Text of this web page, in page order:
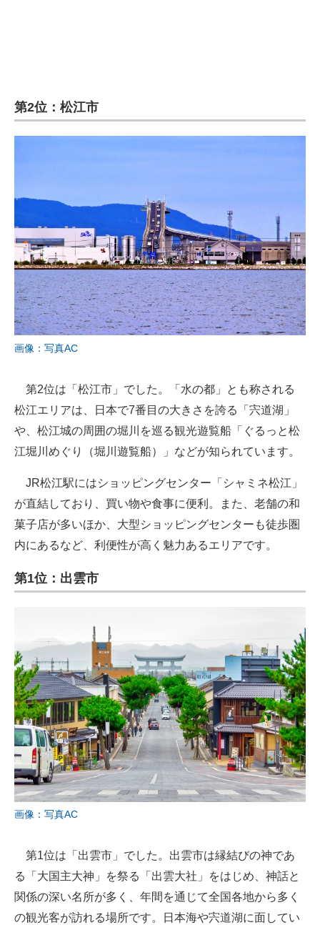
第2位：松江市
画像：写真AC
第2位は「松江市」でした。「水の都」とも称される
松江エリアは、日本で7番目の大きさを誇る「宍道湖」
や、松江城の周囲の堀川を巡る観光遊覧船「ぐるっと松
江堀川めぐり（堀川遊覧船）」などが知られています。
JR松江駅にはショッピングセンター「シャミネ松江」
が直結しており、買い物や食事に便利。また、老舗の和
菓子店が多いほか、大型ショッピングセンターも徒歩圏
内にあるなど、利便性が高く魅力あるエリアです。
第1位：出雲市
画像：写真AC
第1位は「出雲市」でした。出雲市は縁結びの神であ
る「大国主大神」を祭る「出雲大社」をはじめ、神話と
関係の深い名所が多く、年間を通じて全国各地から多く
の観光客が訪れる場所です。日本海や宍道湖に面してい